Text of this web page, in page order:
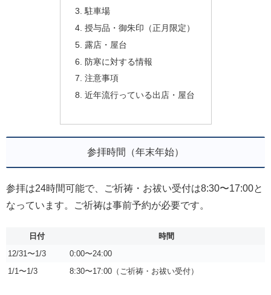
駐車場
授与品・御朱印（正月限定）
露店・屋台
防寒に対する情報
注意事項
近年流行っている出店・屋台
参拝時間（年末年始）
参拝は24時間可能で、ご祈祷・お祓い受付は8:30〜17:00と
なっています。ご祈祷は事前予約が必要です。
日付
時間
12/31〜1/3
0:00〜24:00
1/1〜1/3
8:30〜17:00（ご祈祷・お祓い受付）